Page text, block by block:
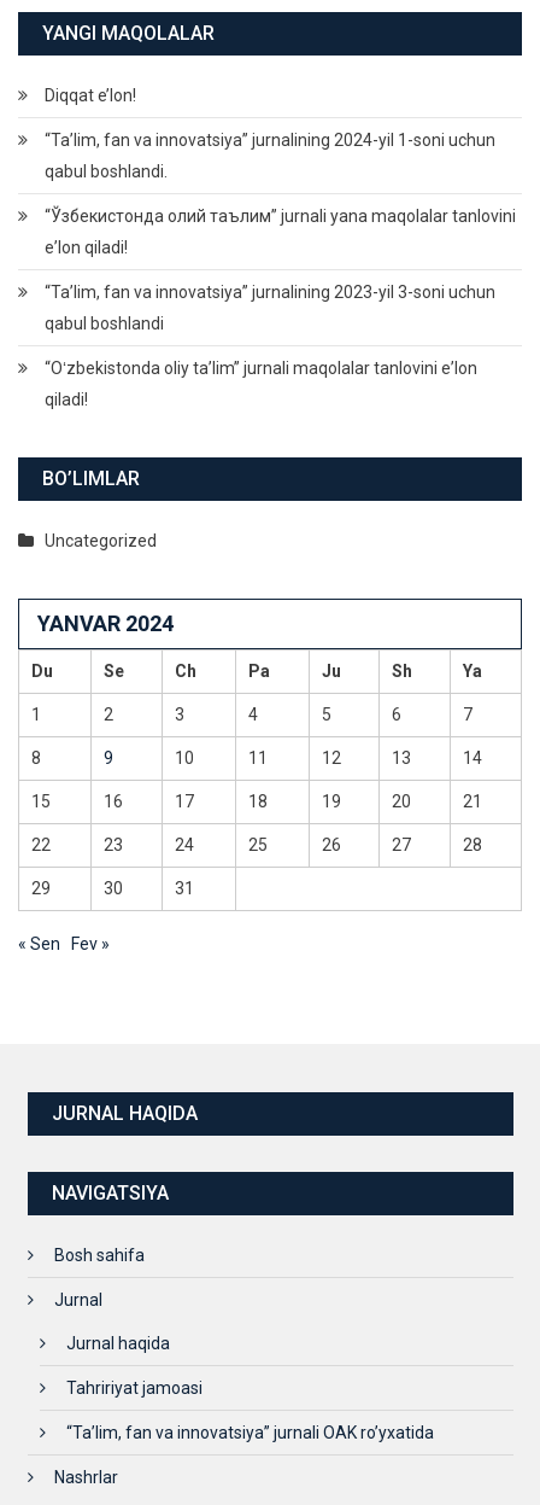
YANGI MAQOLALAR
Diqqat e’lon!
“Ta’lim, fan va innovatsiya” jurnalining 2024-yil 1-soni uchun
qabul boshlandi.
“Ўзбекистонда олий таълим” jurnali yana maqolalar tanlovini
eʼlon qiladi!
“Ta’lim, fan va innovatsiya” jurnalining 2023-yil 3-soni uchun
qabul boshlandi
“Oʻzbekistonda oliy taʼlim” jurnali maqolalar tanlovini eʼlon
qiladi!
BO’LIMLAR
Uncategorized
YANVAR 2024
Du Se Ch Pa Ju Sh Ya
1 2 3 4 5 6 7
8 9 10 11 12 13 14
15 16 17 18 19 20 21
22 23 24 25 26 27 28
29 30 31
« Sen Fev »
JURNAL HAQIDA
NAVIGATSIYA
Bosh sahifa
Jurnal
Jurnal haqida
Tahririyat jamoasi
“Ta’lim, fan va innovatsiya” jurnali OAK ro’yxatida
Nashrlar